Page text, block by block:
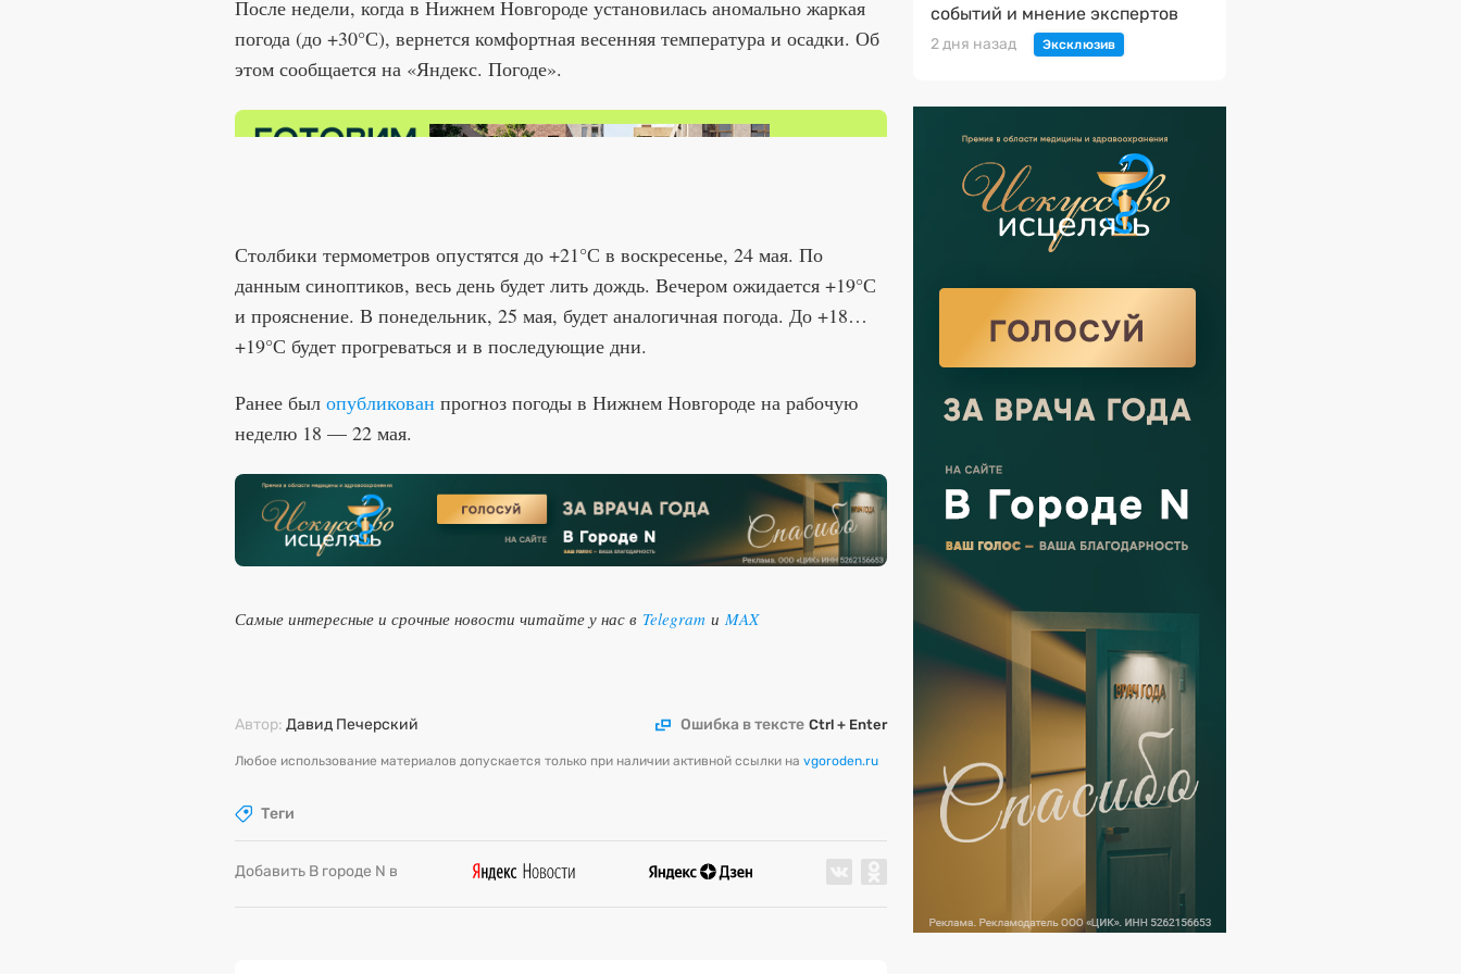
После недели, когда в Нижнем Новгороде установилась аномально жаркая
погода (до +30°С), вернется комфортная весенняя температура и осадки. Об
этом сообщается на «Яндекс. Погоде».
Столбики термометров опустятся до +21°С в воскресенье, 24 мая. По
данным синоптиков, весь день будет лить дождь. Вечером ожидается +19°С
и прояснение. В понедельник, 25 мая, будет аналогичная погода. До +18…
+19°С будет прогреваться и в последующие дни.
Ранее был опубликован прогноз погоды в Нижнем Новгороде на рабочую
неделю 18 — 22 мая.
Самые интересные и срочные новости читайте у нас в Telegram и MAX
Автор: Давид Печерский Ошибка в тексте Ctrl + Enter
Любое использование материалов допускается только при наличии активной ссылки на vgoroden.ru
Теги
Добавить В городе N в
событий и мнение экспертов
2 дня назад